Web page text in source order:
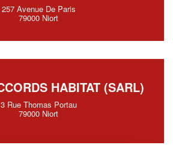
257 Avenue De Paris
79000 Niort
HABITAT (SARL)
3 Rue Thomas Portau
79000 Niort